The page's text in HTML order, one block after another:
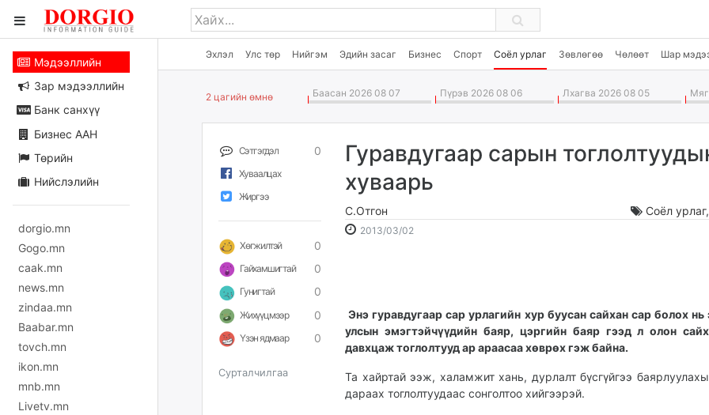
Эхлэл Улс төр Нийгэм Эдийн засаг Бизнес Спорт Соёл урлаг Зөвлөгөө Чөлөөт Шар
Мэдээллийн
Зар мэдээллийн
Банк санхүү
Бизнес ААН
Төрийн
Нийслэлийн
dorgio.mn
Gogo.mn
caak.mn
news.mn
zindaa.mn
Baabar.mn
tovch.mn
ikon.mn
mnb.mn
Livetv.mn
2 цагийн өмнө Баасан 2026 08 07 Пүрэв 2026 08 06 Лхагва 2026 08 05
Сэтгэгдэл 0
Хуваалцах
Жиргээ
Хөгжилтэй 0
Гайхамшигтай 0
Гунигтай 0
Жихүүцмээр 0
Үзэн ядмаар 0
Сурталчилгаа
Гуравдугаар сарын
хуваарь
С.Отгон Соёл урлаг
2013/03/02
Энэ гуравдугаар сар урлагийн хур буусан сайхан сар болох нь
улсын эмэгтэйчүүдийн баяр, цэргийн баяр гээд л олон
давхцаж тоглолтууд ар араасаа хөврөх гэж байна.
Та хайртай ээж, халамжит хань, дурлалт бүсгүйгээ
дараах тоглолтуудаас сонголтоо хийгээрэй.